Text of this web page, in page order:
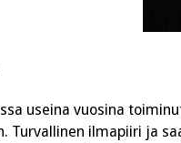
useina vuosina
Turvallinen ilmapiiri ja